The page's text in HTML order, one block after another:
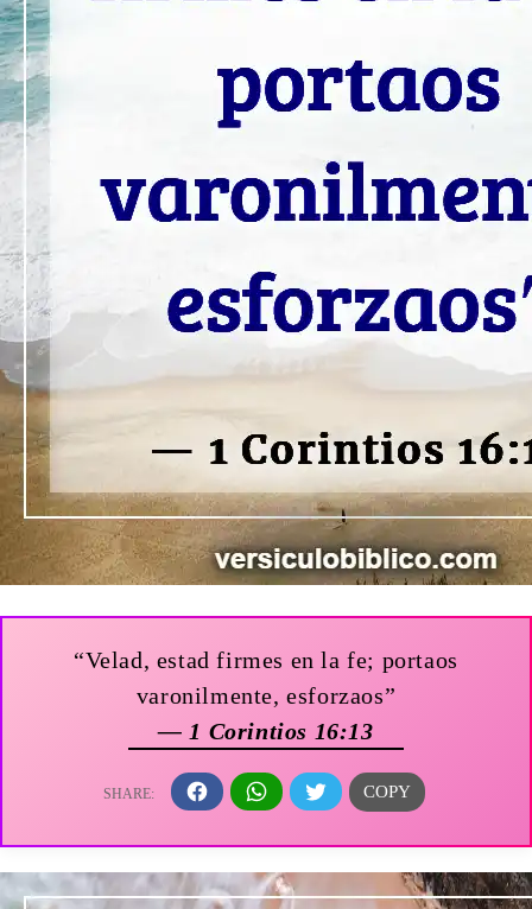
“Velad, estad firmes en la fe; portaos
varonilmente, esforzaos”
— 1 Corintios 16:13